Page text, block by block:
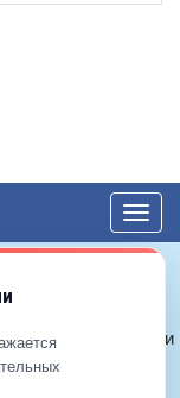
ЕДС-Королёв